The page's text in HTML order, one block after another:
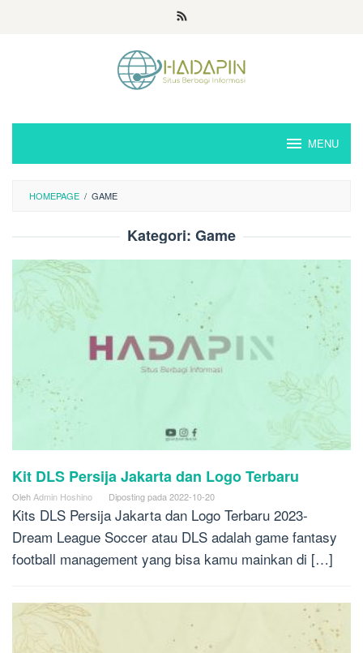
MENU
HOMEPAGE / GAME
Kategori: Game
Kit DLS Persija Jakarta dan Logo Terbaru
OlehAdmin Hoshino Diposting pada2022-10-20
Kits DLS Persija Jakarta dan Logo Terbaru 2023-
Dream League Soccer atau DLS adalah game fantasy
football management yang bisa kamu mainkan di […]